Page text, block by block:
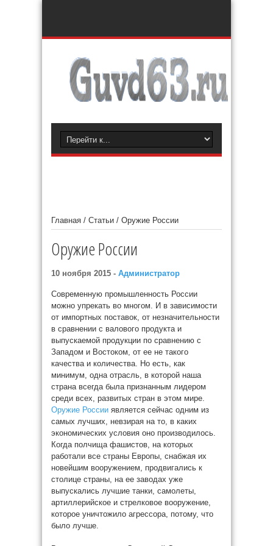
Главная / Статьи / Оружие России
Оружие России
10 ноября 2015 - Администратор
Современную промышленность России
можно упрекать во многом. И в зависимости
от импортных поставок, от незначительности
в сравнении с валового продукта и
выпускаемой продукции по сравнению с
Западом и Востоком, от ее не такого
качества и количества. Но есть, как
минимум, одна отрасль, в которой наша
страна всегда была признанным лидером
среди всех, развитых стран в этом мире.
Оружие России является сейчас одним из
самых лучших, невзирая на то, в каких
экономических условия оно производилось.
Когда полчища фашистов, на которых
работали все страны Европы, снабжая их
новейшим вооружением, продвигались к
столице страны, на ее заводах уже
выпускались лучшие танки, самолеты,
артиллерийское и стрелковое вооружение,
которое уничтожило агрессора, потому, что
было лучше.